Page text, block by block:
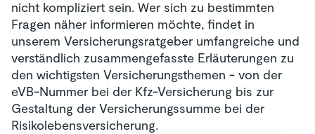
nicht kompliziert sein. Wer sich zu bestimmten
Fragen näher informieren möchte, findet in
unserem Versicherungsratgeber umfangreiche und
verständlich zusammengefasste Erläuterungen zu
den wichtigsten Versicherungsthemen - von der
eVB-Nummer bei der Kfz-Versicherung bis zur
Gestaltung der Versicherungssumme bei der
Risikolebensversicherung.